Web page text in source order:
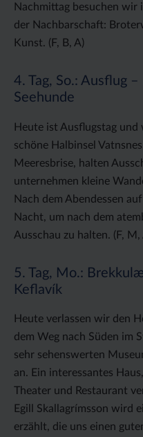
Nachmittag besuchen wir
der Nachbarschaft:
Kunst. (F, B, A)
4. Tag, So.: Ausflug
Seehunde
Heute ist Ausflugstag
schöne Halbinsel
Meeresbrise, halten
unternehmen kleine
Nach dem Abendessen
Nacht, um nach dem
Ausschau zu halten. (F, M,
5. Tag, Mo.:
Keflavík
Heute verlassen wir den
dem Weg nach Süden im
sehr sehenswerten
an. Ein interessantes
Theater und Restaurant
Egill Skallagrímsson wird
erzählt, die uns einen